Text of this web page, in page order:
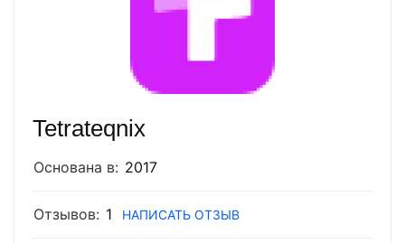
Tetrateqnix
Основана в: 2017
Отзывов: 1 НАПИСАТЬ ОТЗЫВ